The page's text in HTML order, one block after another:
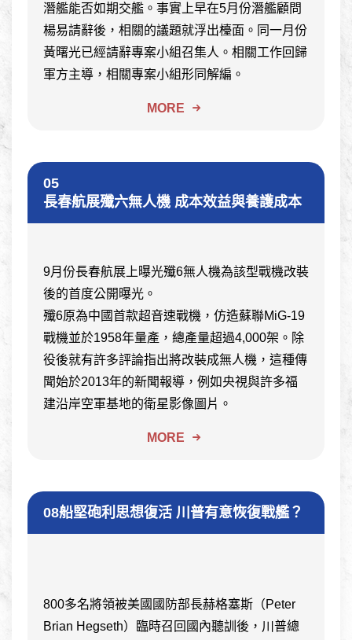
潛艦能否如期交艦。事實上早在5月份潛艦顧問
楊易請辭後，相關的議題就浮出檯面。同一月份
黃曙光已經請辭專案小組召集人。相關工作回歸
軍方主導，相關專案小組形同解編。
MORE
05
長春航展殲六無人機 成本效益與養護成本
9月份長春航展上曝光殲6無人機為該型戰機改裝
後的首度公開曝光。
殲6原為中國首款超音速戰機，仿造蘇聯MiG-19
戰機並於1958年量產，總產量超過4,000架。除
役後就有許多評論指出將改裝成無人機，這種傳
聞始於2013年的新聞報導，例如央視與許多福
建沿岸空軍基地的衛星影像圖片。
MORE
08船堅砲利思想復活 川普有意恢復戰艦？
800多名將領被美國國防部長赫格塞斯（Peter
Brian Hegseth）臨時召回國內聽訓後，川普總